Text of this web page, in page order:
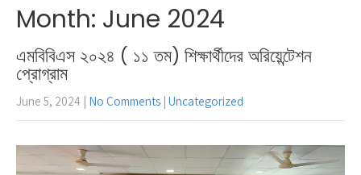
Month: June 2024
এমবিবিএস ২০২৪ ( ১১ তম) শিক্ষার্থীদের অরিয়েন্টেশন
প্রোগ্রাম
June 5, 2024 | No Comments | Uncategorized